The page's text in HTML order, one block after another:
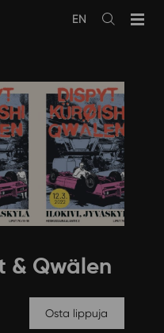
Avaa
EN
& Qwälen
Osta lippuja